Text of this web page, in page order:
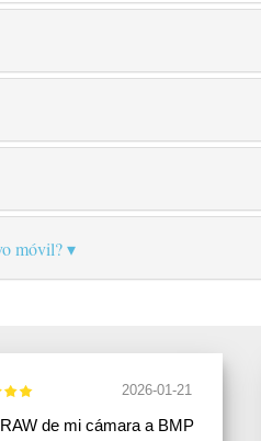
móvil?
2026-01-21
de mi cámara a BMP